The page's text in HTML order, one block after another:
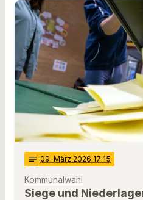
notes 09. März 2026 17:15
Kommunalwahl
Siege und